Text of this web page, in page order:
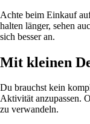
Achte beim Einkauf
halten länger, sehen
sich besser an.
Mit kleinen
Du brauchst kein
Aktivität anzupassen.
zu verwandeln.